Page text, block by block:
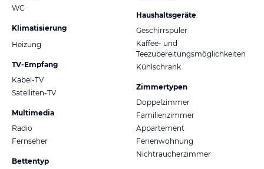
WC
Klimatisierung
Heizung
TV-Empfang
Kabel-TV
Satelliten-TV
Multimedia
Radio
Fernseher
Bettentyp
Haushaltsgeräte
Geschirrspüler
Kaffee- und
Teezubereitungsmöglichkeiten
Kühlschrank
Zimmertypen
Doppelzimmer
Familienzimmer
Appartement
Ferienwohnung
Nichtraucherzimmer